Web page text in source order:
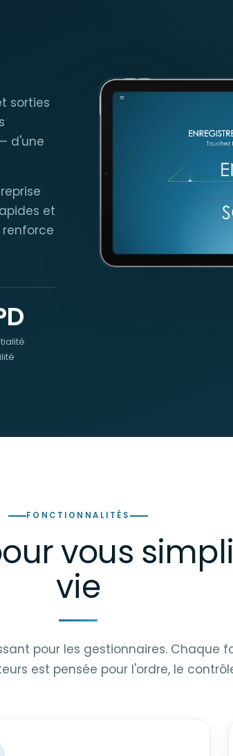
sorties
d'une
et
FONCTIONNALITÉS
vous
vie
pour les gestionnaires. Chaque
est pensée pour l'ordre, le